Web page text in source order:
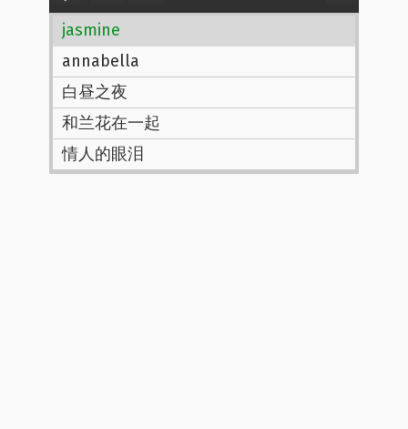
jasmine
annabella
白昼之夜
和兰花在一起
情人的眼泪